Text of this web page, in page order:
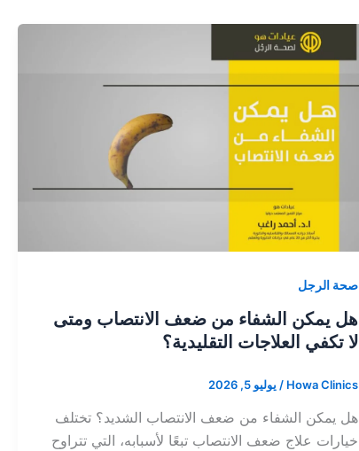
صحة الرجل
هل يمكن الشفاء من ضعف الانتصاب ومتى
لا تكفي العلاجات التقليدية؟
Howa Clinics
/ يوليو 5, 2026
هل يمكن الشفاء من ضعف الانتصاب الشديد؟ تختلف
خيارات علاج ضعف الانتصاب تبعًا لأسبابه، التي تتراوح